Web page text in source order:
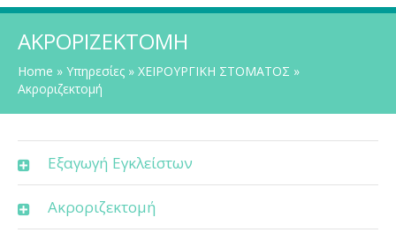
ΑΚΡΟΡΙΖΕΚΤΟΜΉ
Home » Υπηρεσίες » ΧΕΙΡΟΥΡΓΙΚΗ ΣΤΟΜΑΤΟΣ »
Ακροριζεκτομή
Εξαγωγή Εγκλείστων
Ακροριζεκτομή